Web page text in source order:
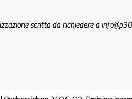
scritta da richiedere a